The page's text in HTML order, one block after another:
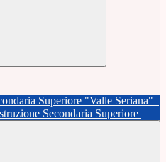
Secondaria Superiore